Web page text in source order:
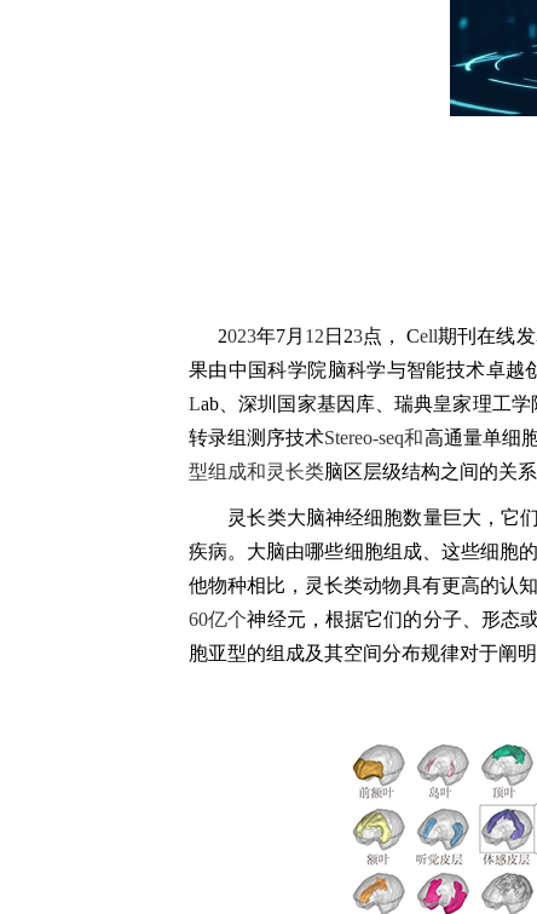
2023年7月 12 日 23点， Cell期刊在线
果由中国科学院脑科学与智能技术卓越
Lab、深圳国家基因库、瑞典皇家理工
转录组测序技术Stereo-seq和高通量单细
型组成和灵长类脑区层级结构之间的关
灵长类大脑神经细胞数量巨大 ，它
疾病。 大脑由哪些细胞组成、这些细胞
他物种相比，灵长类动物具有更高的认
60亿个神经元 ，根据它们的分子、形态
胞亚型的组成及其空间分布规律对于阐